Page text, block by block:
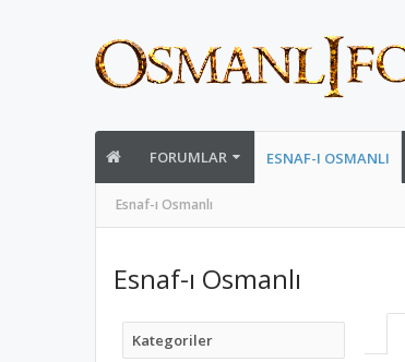
FORUMLAR ESNAF-I OSMANLI
Esnaf-ı Osmanlı
Esnaf-ı Osmanlı
Kategoriler